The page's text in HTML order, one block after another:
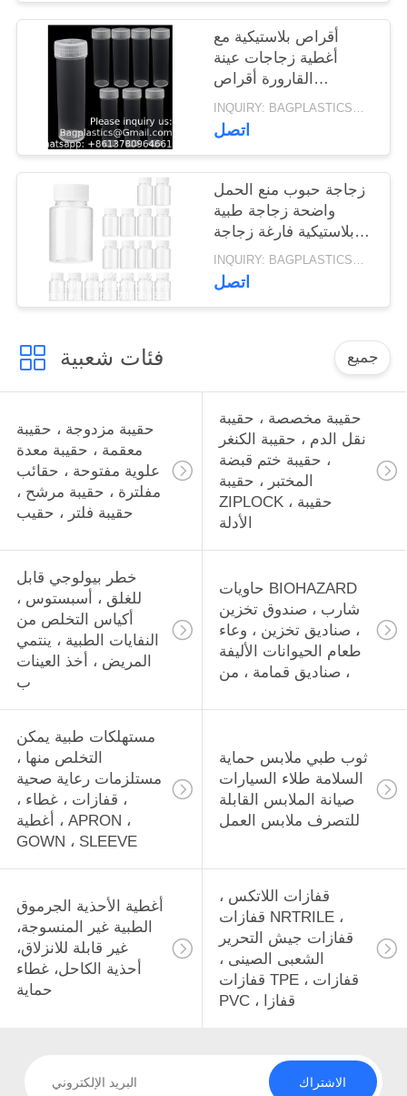
أقراص بلاستيكية مع
أغطية زجاجات عينة
القارورة أقراص
بلاستيكية مع غطاء
أقراص بلاستيكية
للأغراض الصغيرة
INQUIRY: BAGPLASTICS@GMAIL.COM MOQ:واتس اب: 008613780964661
اتصل
زجاجة حبوب منع الحمل
واضحة زجاجة طبية
بلاستيكية فارغة زجاجة
عامل تجريبي حاويات
كيميائية مع أغطية
للمسحوق الصلب السائل
INQUIRY: BAGPLASTICS@GMAIL.COM MOQ:واتس اب: 008613780964661
اتصل
فئات شعبية جميع
حقيبة مزدوجة ، حقيبة
معقمة ، حقيبة معدة
علوية مفتوحة ، حقائب
مفلترة ، حقيبة مرشح ،
حقيبة فلتر ، حقيب
حقيبة مخصصة ، حقيبة
نقل الدم ، حقيبة الكنغر
، حقيبة ختم قبضة
المختبر ، حقيبة
ZIPLOCK ، حقيبة
الأدلة
خطر بيولوجي قابل
للغلق ، أسبستوس ،
أكياس التخلص من
النفايات الطبية ، ينتمي
المريض ، أخذ العينات
ب
حاويات BIOHAZARD
شارب ، صندوق تخزين
، صناديق تخزين ، وعاء
طعام الحيوانات الأليفة
، صناديق قمامة ، من
مستهلكات طبية يمكن
التخلص منها ،
مستلزمات رعاية صحية
، قفازات ، غطاء ،
أغطية ، APRON ،
GOWN ، SLEEVE
ثوب طبي ملابس حماية
السلامة طلاء السيارات
صيانة الملابس القابلة
للتصرف ملابس العمل
أغطية الأحذية الجرموق
الطبية غير المنسوجة،
غير قابلة للانزلاق،
أحذية الكاحل، غطاء
حماية
قفازات اللاتكس ،
قفازات NRTRILE ،
قفازات جيش التحرير
الشعبى الصينى ،
قفازات TPE ، قفازات
PVC ، قفازا
الاشتراك